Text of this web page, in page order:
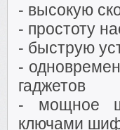
- высокую
- простоту
- быструю
-
гаджетов
- мощное
ключами